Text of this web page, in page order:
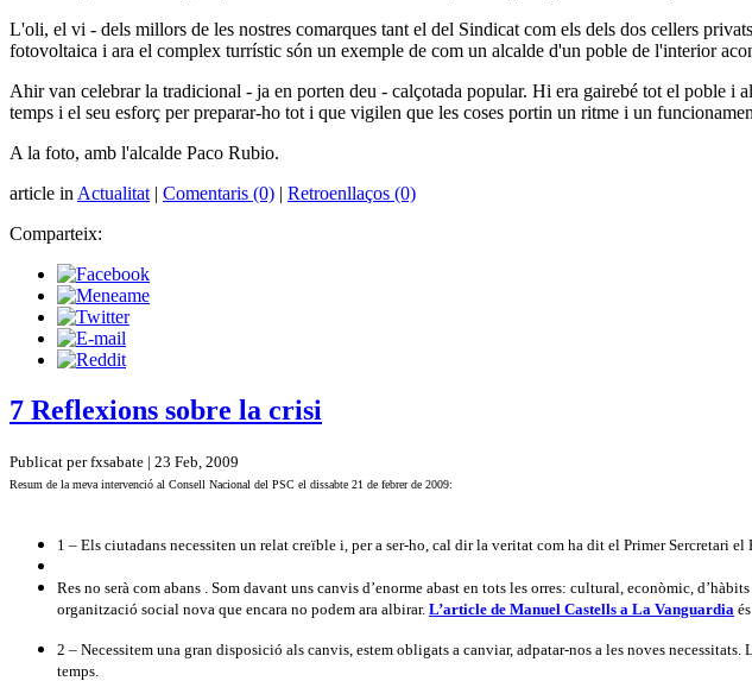
L'oli, el vi - dels millors de les nostres comarques tant el del Sindicat com els dels dos cellers
fotovoltaica i ara el complex turrístic són un exemple de com un alcalde d'un poble de l'interior
Ahir van celebrar la tradicional - ja en porten deu - calçotada popular. Hi era gairebé tot el poble i
temps i el seu esforç per preparar-ho tot i que vigilen que les coses portin un ritme i un
A la foto, amb l'alcalde Paco Rubio.
article in Actualitat | Comentaris (0) | Retroenllaços (0)
Comparteix:
7 Reflexions sobre la crisi
Publicat per fxsabate | 23 Feb, 2009
Resum de la meva intervenció al Consell Nacional del PSC el dissabte 21 de febrer de 2009:
1 – Els ciutadans necessiten un relat creïble i, per a ser-ho, cal dir la veritat com ha dit el Primer Sercretari el
Res no serà com abans . Som davant uns canvis d’enorme abast en tots les orres: cultural, econòmic,
organització social nova que encara no podem ara albirar. L’article de Manuel Castells a La Vanguardia
2 – Necessitem una gran disposició als canvis, estem obligats a canviar, adpatar-nos a les noves
temps.